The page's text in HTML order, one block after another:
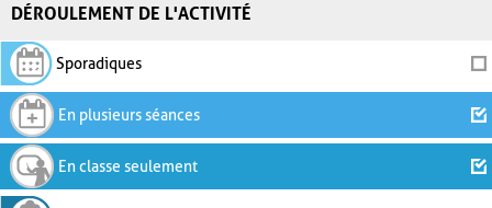
DÉROULEMENT DE L'ACTIVITÉ
Sporadiques
En plusieurs séances
En classe seulement